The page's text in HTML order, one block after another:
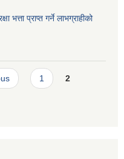
भत्ता प्राप्त गर्ने लाभग्राहीको
1 2